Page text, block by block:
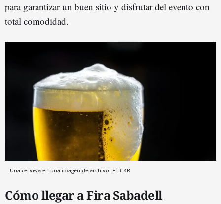
para garantizar un buen sitio y disfrutar del evento con
total comodidad.
Una cerveza en una imagen de archivo FLICKR
Cómo llegar a Fira Sabadell